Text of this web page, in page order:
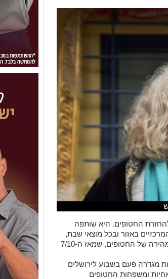
החטופים. היא שותפה
באזור ובכל מוצאי שבת,
מרימים ביחד את התמונות וקוראת להשבתם המהירה של החטופים, שמאז ה-7/10
מגדרה פעם בשבוע לירושלים
לאמהות אחיות ומשפחות החטופים